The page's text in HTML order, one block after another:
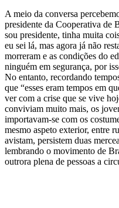
A meio da conversa
presidente da Cooperativa de
sou presidente, tinha muita
eu sei lá, mas agora já não
morreram e as condições do
ninguém em segurança, por
No entanto, recordando
que “esses eram tempos em
ver com a crise que se vive
conviviam muito mais, os
importavam-se com os
mesmo aspeto exterior, entre
avistam, persistem duas
lembrando o movimento de
outrora plena de pessoas a